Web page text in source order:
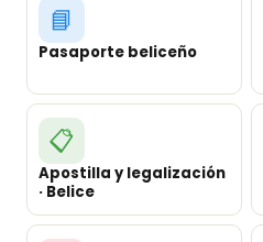
📘
Pasaporte beliceño
📋
Apostilla y legalización
· Belice